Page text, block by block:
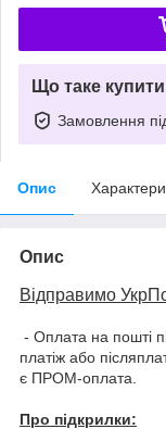
Що таке
Замовлення
Опис
Опис
Відправимо
- Оплата на пошті
платіж або
є ПРОМ-оплата.
Про підкрилки: